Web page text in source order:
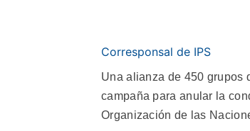
Corresponsal de IPS
Una alianza de 450 grupos
campaña para anular la
Organización de las